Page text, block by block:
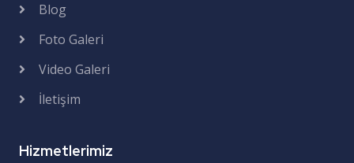
Blog
Foto Galeri
Video Galeri
İletişim
Hizmetlerimiz